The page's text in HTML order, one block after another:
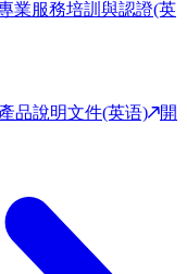
業服務培訓與認證(英
產品說明文件(英语)
開